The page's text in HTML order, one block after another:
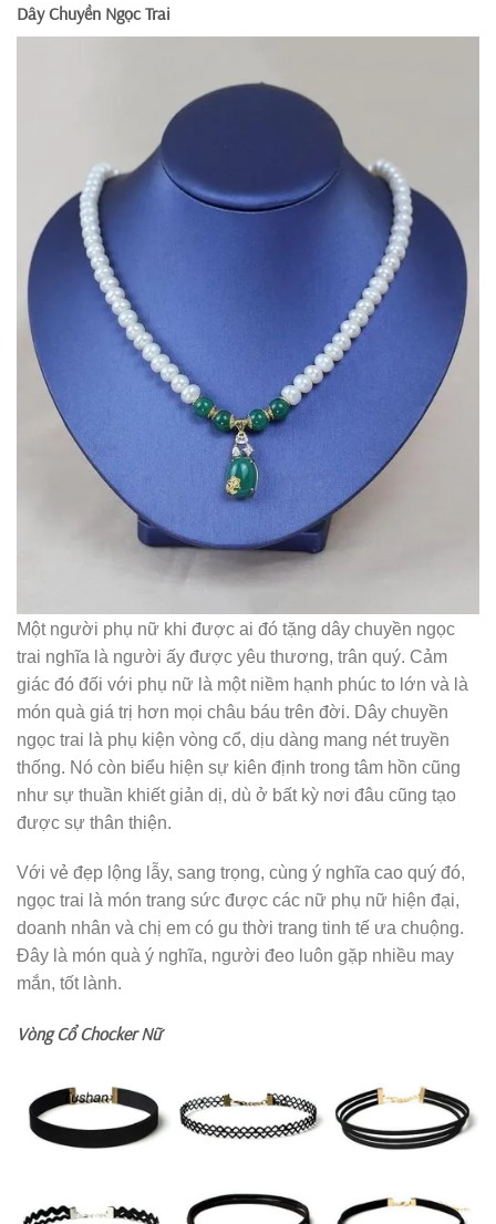
Dây Chuyền Ngọc Trai
Một người phụ nữ khi được ai đó tặng dây chuyền ngọc
trai nghĩa là người ấy được yêu thương, trân quý. Cảm
giác đó đối với phụ nữ là một niềm hạnh phúc to lớn và là
món quà giá trị hơn mọi châu báu trên đời. Dây chuyền
ngọc trai là phụ kiện vòng cổ, dịu dàng mang nét truyền
thống. Nó còn biểu hiện sự kiên định trong tâm hồn cũng
như sự thuần khiết giản dị, dù ở bất kỳ nơi đâu cũng tạo
được sự thân thiện.
Với vẻ đẹp lộng lẫy, sang trọng, cùng ý nghĩa cao quý đó,
ngọc trai là món trang sức được các nữ phụ nữ hiện đại,
doanh nhân và chị em có gu thời trang tinh tế ưa chuộng.
Đây là món quà ý nghĩa, người đeo luôn gặp nhiều may
mắn, tốt lành.
Vòng Cổ Chocker Nữ